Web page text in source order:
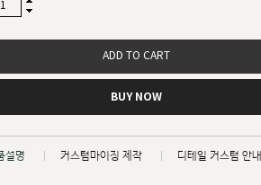
ADD TO CART
BUY NOW
설명 커스텀마이징 제작 디테일 커스텀 안내